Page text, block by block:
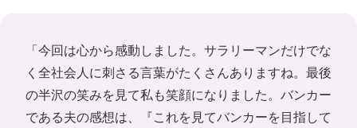
「今回は心から感動しました。サラリーマンだけでな
く全社会人に刺さる言葉がたくさんありますね。最後
の半沢の笑みを見て私も笑顔になりました。バンカー
である夫の感想は、『これを見てバンカーを目指して